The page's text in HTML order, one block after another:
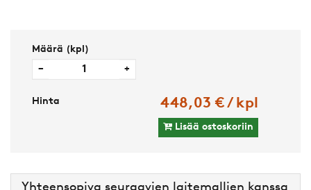
Määrä (kpl)
− +
Hinta 448,03 € / kpl
Lisää ostoskoriin